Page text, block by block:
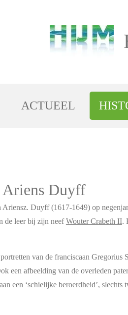
ACTUEEL
Ariens Duyff
Ariensz. Duyff (1617-1649) op
de leer bij zijn neefWouter Crabeth II.
van de franciscaan Gregorius
een afbeelding van de overleden
aan een ‘schielijke beroerdheid’, slechts